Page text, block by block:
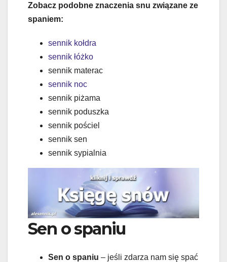
Zobacz podobne znaczenia snu związane ze
spaniem:
sennik kołdra
sennik łóżko
sennik materac
sennik noc
sennik piżama
sennik poduszka
sennik pościel
sennik sen
sennik sypialnia
Sen o spaniu
Sen o spaniu – jeśli zdarza nam się spać